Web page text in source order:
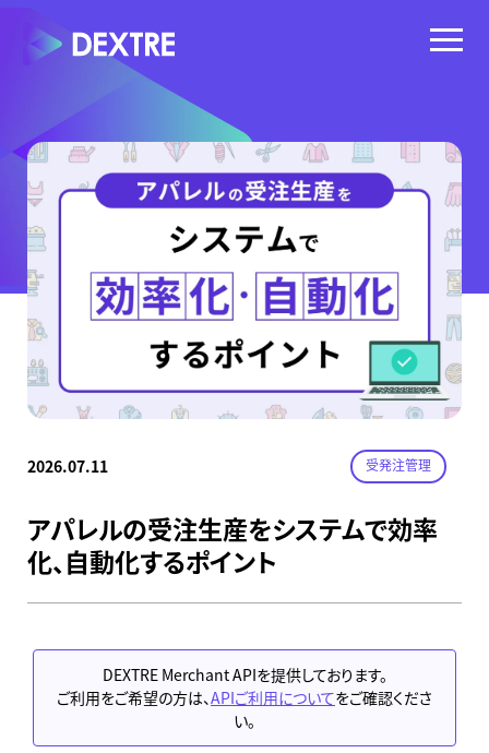
2026.07.11 受発注管理
アパレルの受注生産をシステムで効率
化、自動化するポイント
DEXTRE Merchant APIを提供しております。
ご利用をご希望の方は、APIご利用についてをご確認くださ
い。